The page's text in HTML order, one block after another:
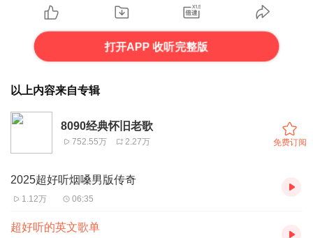
打开APP 收听完整版
以上内容来自专辑
8090经典怀旧老歌
752.55万 2.27万 免费订阅
2025超好听烟嗓男版传奇
1.12万 06:35
超好听的英文歌单